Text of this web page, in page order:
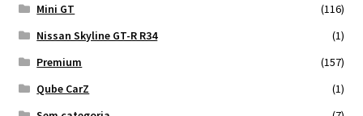
Mini GT
(116)
Nissan Skyline GT-R R34
(1)
Premium
(157)
Qube CarZ
(1)